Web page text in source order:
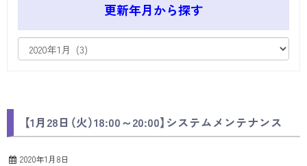
更新年月から探す
【1月28日（火）18:00～20:00】システムメンテナンス
2020年1月8日